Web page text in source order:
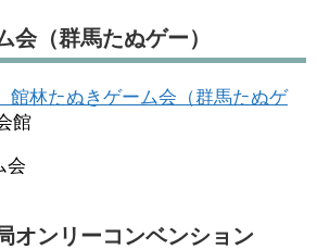
会（群馬たぬゲー）
林たぬきゲーム会（群馬たぬゲ
館
会
オンリーコンベンション